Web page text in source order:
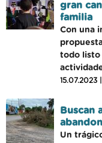
gran
familia
Con una
todo listo
15.07.2023 |
Buscan
Un